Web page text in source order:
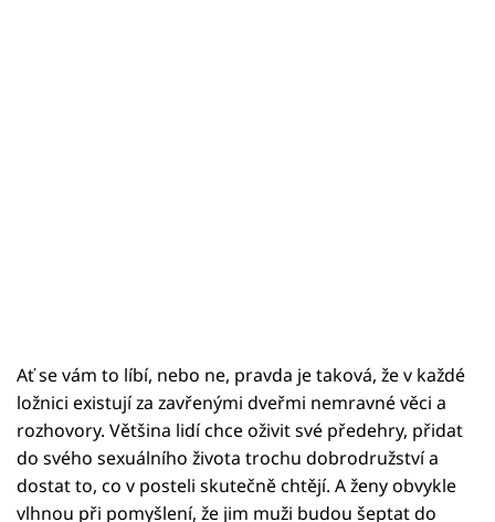
Ať se vám to líbí, nebo ne, pravda je taková, že v každé
ložnici existují za zavřenými dveřmi nemravné věci a
rozhovory. Většina lidí chce oživit své předehry, přidat
do svého sexuálního života trochu dobrodružství a
dostat to, co v posteli skutečně chtějí. A ženy obvykle
vlhnou při pomyšlení, že jim muži budou šeptat do